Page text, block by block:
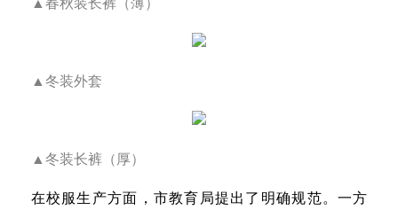
▲春秋装长裤（薄）
▲冬装外套
▲冬装长裤（厚）
在校服生产方面，市教育局提出了明确规范。一方